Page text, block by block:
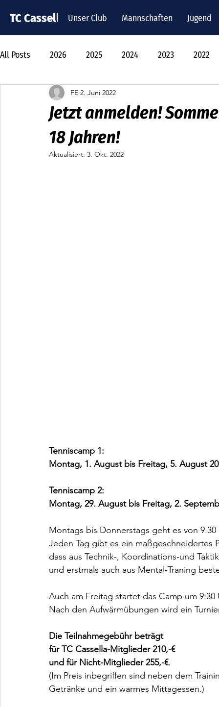
TC Cassella Unser Club Mannschaften Jugend
All Posts 2026 2025 2024 2023 2022
Jetzt anmelden!
18 Jahren!
FE 2. Juni 2022
Aktualisiert: 3. Okt. 2022
Tenniscamp 1:
Montag, 1. August bis Freitag, 5. August
Tenniscamp 2:
Montag, 29. August bis Freitag, 2.
Montags bis Donnerstags geht es von 9.30
Jeden Tag gibt es ein maßgeschneidertes
dass aus Technik-, Koordinations-und
und erstmals auch aus Mental-Traning
Auch am Freitag startet das Camp um 9:30
Nach den Aufwärmübungen wird ein
Die Teilnahmegebühr beträgt
für TC Cassella-Mitglieder 210,-€
und für Nicht-Mitglieder 255,-€.
(Im Preis inbegriffen sind neben dem
Getränke und ein warmes Mittagessen.)